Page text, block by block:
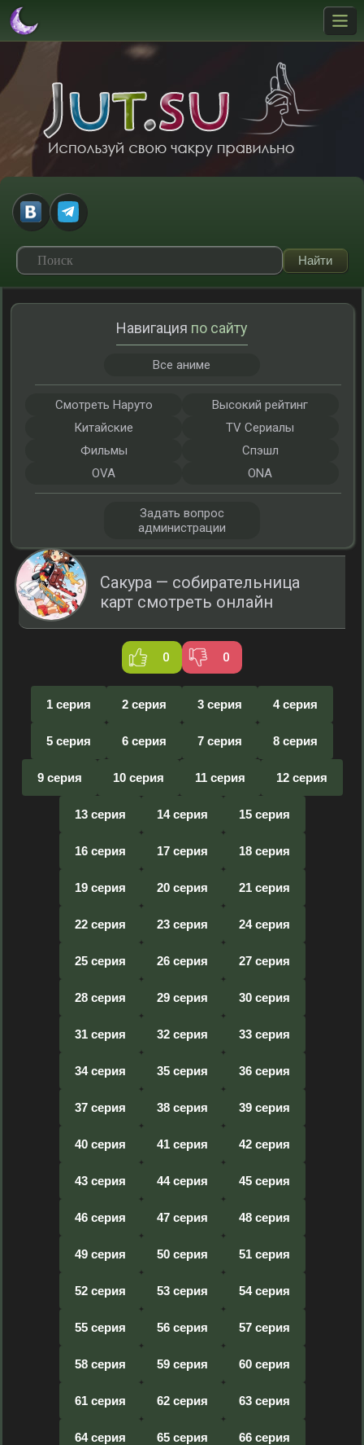
Сакура — собирательница
карт смотреть онлайн
0 0
1 серия 2 серия 3 серия 4 серия
5 серия 6 серия 7 серия 8 серия
9 серия 10 серия 11 серия 12 серия
13 серия 14 серия 15 серия
16 серия 17 серия 18 серия
19 серия 20 серия 21 серия
22 серия 23 серия 24 серия
25 серия 26 серия 27 серия
28 серия 29 серия 30 серия
31 серия 32 серия 33 серия
34 серия 35 серия 36 серия
37 серия 38 серия 39 серия
40 серия 41 серия 42 серия
43 серия 44 серия 45 серия
46 серия 47 серия 48 серия
49 серия 50 серия 51 серия
52 серия 53 серия 54 серия
55 серия 56 серия 57 серия
58 серия 59 серия 60 серия
61 серия 62 серия 63 серия
64 серия 65 серия 66 серия
Навигация по сайту
Все аниме
Смотреть Наруто
Высокий рейтинг
Китайские
TV Сериалы
Фильмы
Спэшл
OVA
ONA
Задать вопрос
администрации